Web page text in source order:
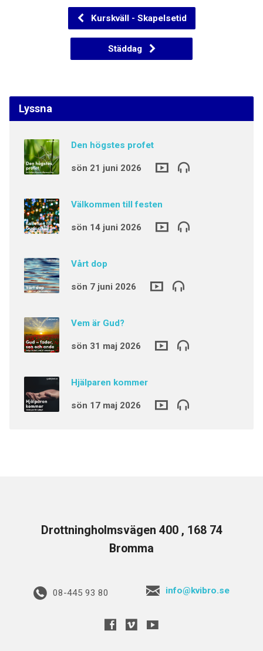
Kurskväll - Skapelsetid
Städdag
Lyssna
Den högstes profet
sön 21 juni 2026
Välkommen till festen
sön 14 juni 2026
Vårt dop
sön 7 juni 2026
Vem är Gud?
sön 31 maj 2026
Hjälparen kommer
sön 17 maj 2026
Drottningholmsvägen 400 , 168 74
Bromma
08-445 93 80 info@kvibro.se